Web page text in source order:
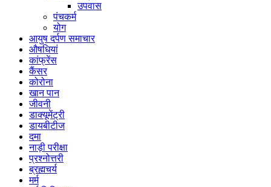
उपवास
पंचकर्म
योग
आयुष दर्पण समाचार
औषधियां
कांफ्रेंस
कैंसर
कोरोना
खान पान
जीवनी
डाक्यूमेंट्री
डायबीटीज
दमा
नाड़ी परीक्षा
प्रश्नोत्तरी
ब्रह्मचर्य
मर्म